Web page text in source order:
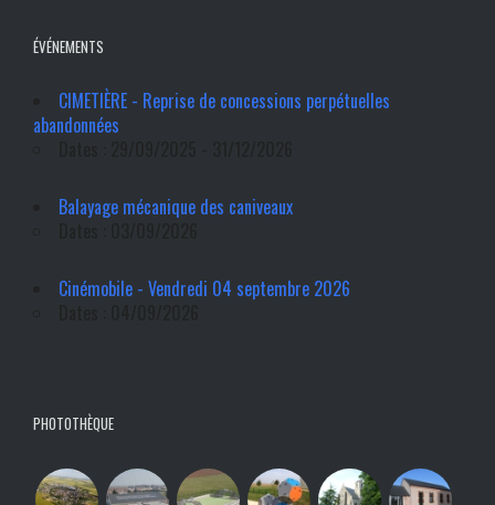
ÉVÉNEMENTS
CIMETIÈRE - Reprise de concessions perpétuelles
abandonnées
Balayage mécanique des caniveaux
Cinémobile - Vendredi 04 septembre 2026
PHOTOTHÈQUE